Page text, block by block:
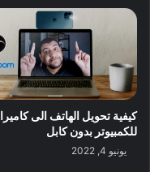
كيفية تحويل الهاتف الى كاميرا
للكمبيوتر بدون كابل
يونيو 4, 2022